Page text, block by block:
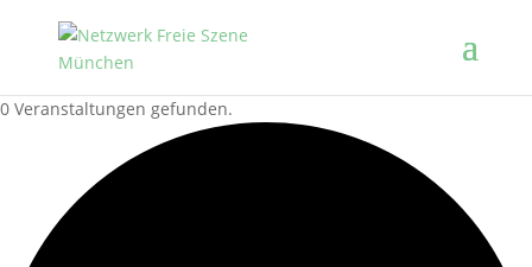
0 Veranstaltungen gefunden.